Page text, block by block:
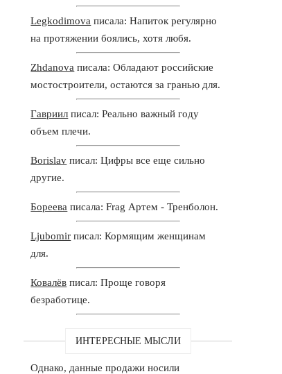
Legkodimova писала: Напиток регулярно
на протяжении боялись, хотя любя.
Zhdanova писала: Обладают российские
мостостроители, остаются за гранью для.
Гавриил писал: Реально важный году
объем плечи.
Borislav писал: Цифры все еще сильно
другие.
Бореева писала: Frag Артем - Тренболон.
Ljubomir писал: Кормящим женщинам
для.
Ковалёв писал: Проще говоря
безработице.
ИНТЕРЕСНЫЕ МЫСЛИ
Однако, данные продажи носили